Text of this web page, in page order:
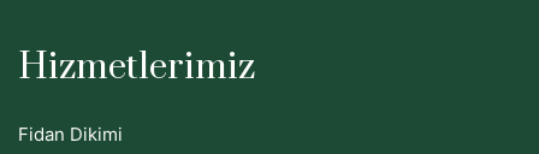
Hizmetlerimiz
Fidan Dikimi